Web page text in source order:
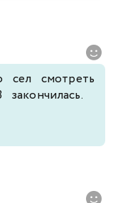
смотреть